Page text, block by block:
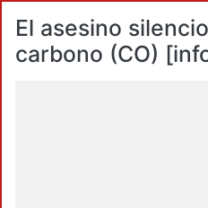
El asesino
carbono (CO)